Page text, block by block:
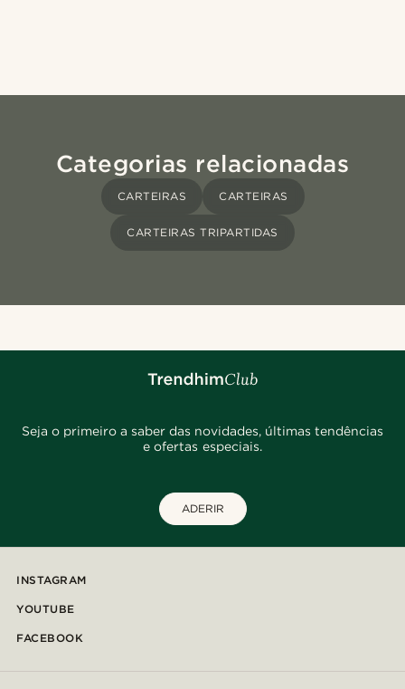
Categorias relacionadas
CARTEIRAS CARTEIRAS
CARTEIRAS TRIPARTIDAS
Seja o primeiro a saber das novidades, últimas tendências
e ofertas especiais.
ADERIR
INSTAGRAM
YOUTUBE
FACEBOOK